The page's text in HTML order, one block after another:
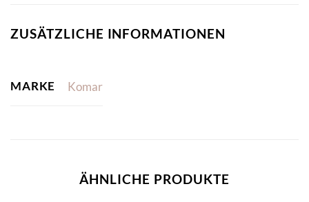
ZUSÄTZLICHE INFORMATIONEN
MARKE Komar
ÄHNLICHE PRODUKTE